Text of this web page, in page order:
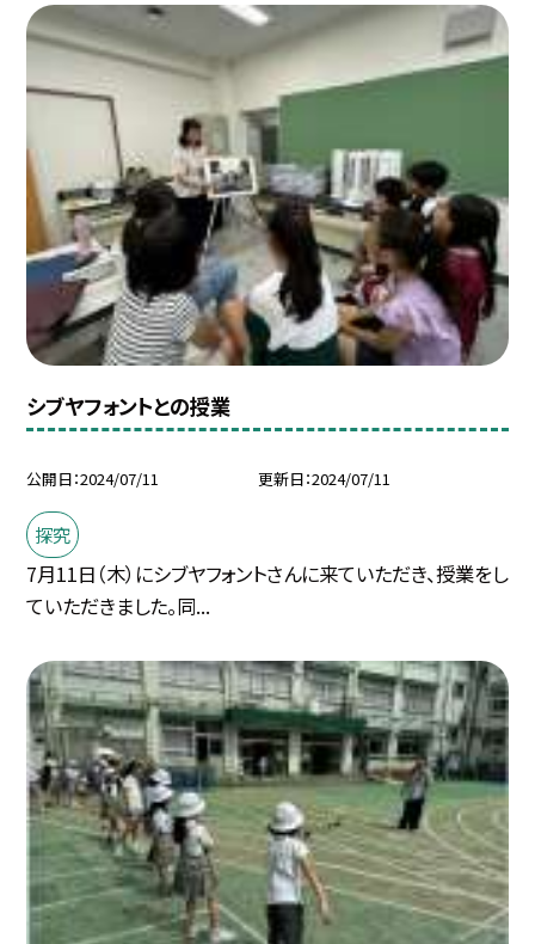
シブヤフォントとの授業
公開日 2024/07/11 更新日 2024/07/11
探究
7月11日（木）にシブヤフォントさんに来ていただき、授業をし
ていただきました。同...